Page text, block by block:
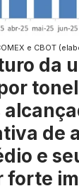
e CBOT
da
de
e
forte